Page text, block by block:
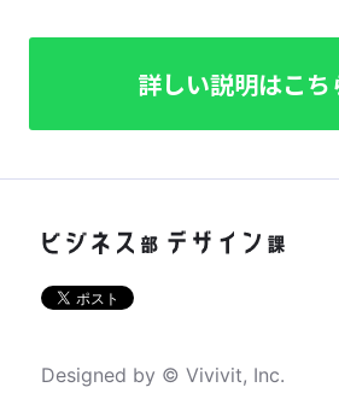
詳しい説明はこち
Designed by © Vivivit, Inc.